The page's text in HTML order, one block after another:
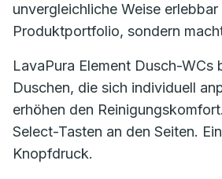
unvergleichliche Weise
Produktportfolio, sondern
LavaPura Element Dusch-
Duschen, die sich individuell
erhöhen den
Select-Tasten an den Seiten.
Knopfdruck.